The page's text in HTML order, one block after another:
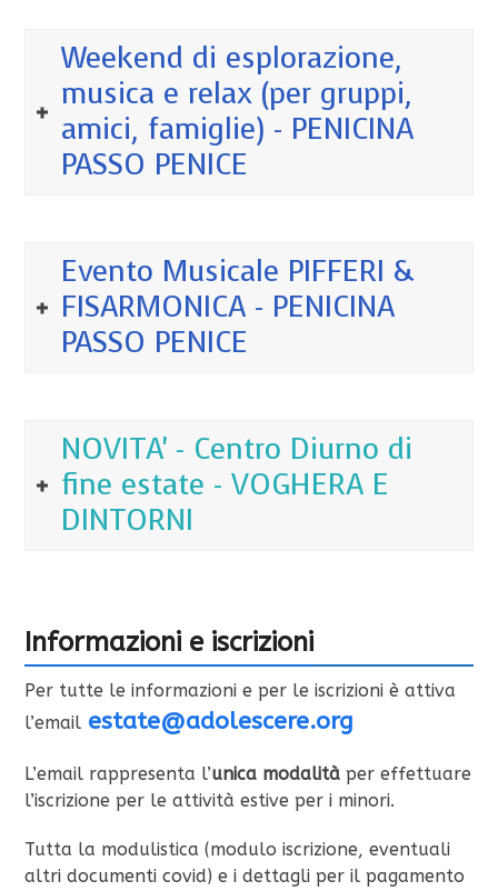
Weekend di esplorazione,
musica e relax (per gruppi,
amici, famiglie) - PENICINA
PASSO PENICE
Evento Musicale PIFFERI &
FISARMONICA - PENICINA
PASSO PENICE
NOVITA' - Centro Diurno di
fine estate - VOGHERA E
DINTORNI
Informazioni e iscrizioni
Per tutte le informazioni e per le iscrizioni è attiva
l’email estate@adolescere.org
L’email rappresenta l’unica modalità per effettuare
l’iscrizione per le attività estive per i minori.
Tutta la modulistica (modulo iscrizione, eventuali
altri documenti covid) e i dettagli per il pagamento